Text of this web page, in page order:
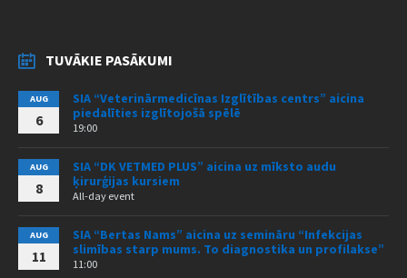
TUVĀKIE PASĀKUMI
AUG
6
SIA “Veterinārmedicīnas Izglītības centrs” aicina
piedalīties izglītojošā spēlē
19:00
AUG
8
SIA “DK VETMED PLUS” aicina uz mīksto audu
ķirurģijas kursiem
All-day event
AUG
11
SIA “Bertas Nams” aicina uz semināru “Infekcijas
slimības starp mums. To diagnostika un profilakse”
11:00